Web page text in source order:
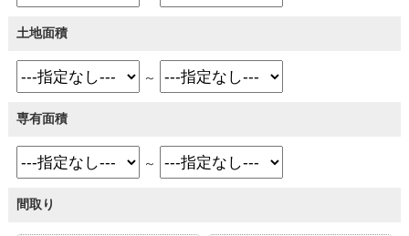
土地面積
～
専有面積
～
間取り